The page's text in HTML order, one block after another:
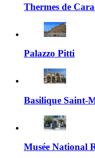
Thermes de
Palazzo Pitti
Basilique Saint-
Musée National